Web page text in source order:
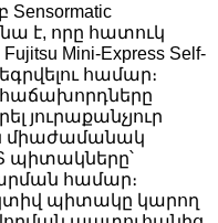
է, որը հատուկ
Mini-Express Self-
համար։
յուրաքանչյուր
միաժամանակ
պիտակները՝
համար։
պիտակը կարող